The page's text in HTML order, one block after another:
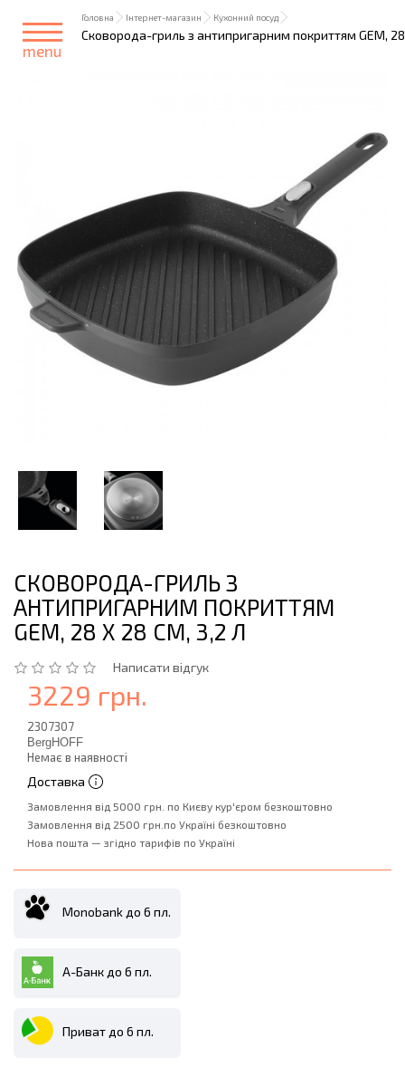
menu
Головна Інтернет-магазин Кухонний посуд
Сковорода-гриль з антипригарним покриттям GEM,
СКОВОРОДА-ГРИЛЬ З
АНТИПРИГАРНИМ ПОКРИТТЯМ
GEM, 28 Х 28 СМ, 3,2 Л
Написати відгук
3229 грн.
2307307
BergHOFF
Немає в наявності
Доставка
Замовлення від 5000 грн. по Києву кур'єром безкоштовно
Замовлення від 2500 грн.по Україні безкоштовно
Нова пошта — згідно тарифів по Україні
Monobank до 6 пл.
А-Банк до 6 пл.
Приват до 6 пл.